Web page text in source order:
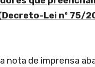
Lei nº 75/
nota de imprensa